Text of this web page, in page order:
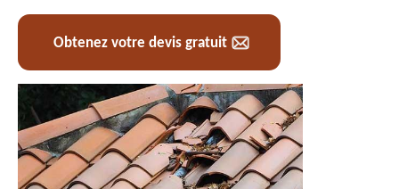
Obtenez votre devis gratuit